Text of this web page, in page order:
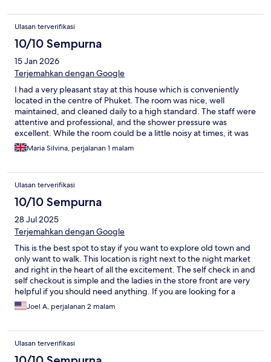
Ulasan terverifikasi
10/10 Sempurna
15 Jan 2026
Terjemahkan dengan Google
I had a very pleasant stay at this house which is conveniently
located in the centre of Phuket. The room was nice, well
maintained, and cleaned daily to a high standard. The staff were
attentive and professional, and the shower pressure was
excellent. While the room could be a little noisy at times, it was
manageable and did not detract from the overall comfort and
quality of the stay.
Maria Silvina, perjalanan 1 malam
Ulasan terverifikasi
10/10 Sempurna
28 Jul 2025
Terjemahkan dengan Google
This is the best spot to stay if you want to explore old town and
only want to walk. This location is right next to the night market
and right in the heart of all the excitement. The self check in and
self checkout is simple and the ladies in the store front are very
helpful if you should need anything. If you are looking for a
beautiful place in a prime location I would highly recommend
this place especially for the price point.
Joel A, perjalanan 2 malam
Ulasan terverifikasi